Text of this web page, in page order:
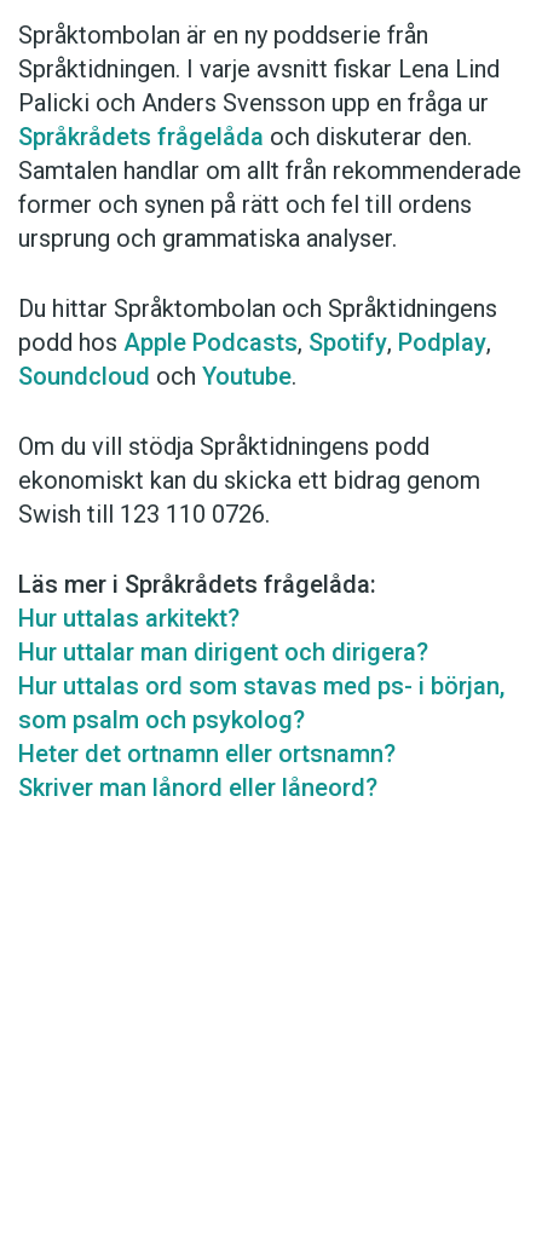
Språktombolan är en ny poddserie från
Språktidningen. I varje avsnitt fiskar Lena Lind
Palicki och Anders Svensson upp en fråga ur
Språkrådets frågelåda och diskuterar den.
Samtalen handlar om allt från rekommenderade
former och synen på rätt och fel till ordens
ursprung och grammatiska analyser.
Du hittar Språktombolan och Språktidningens
podd hos Apple Podcasts, Spotify, Podplay,
Soundcloud och Youtube.
Om du vill stödja Språktidningens podd
ekonomiskt kan du skicka ett bidrag genom
Swish till 123 110 0726.
Läs mer i Språkrådets frågelåda:
Hur uttalas arkitekt?
Hur uttalar man dirigent och dirigera?
Hur uttalas ord som stavas med ps- i början,
som psalm och psykolog?
Heter det ortnamn eller ortsnamn?
Skriver man lånord eller låneord?